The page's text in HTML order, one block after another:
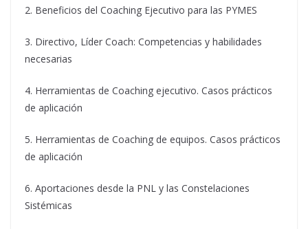
2. Beneficios del Coaching Ejecutivo para las PYMES
3. Directivo, Líder Coach: Competencias y habilidades
necesarias
4. Herramientas de Coaching ejecutivo. Casos prácticos
de aplicación
5. Herramientas de Coaching de equipos. Casos prácticos
de aplicación
6. Aportaciones desde la PNL y las Constelaciones
Sistémicas